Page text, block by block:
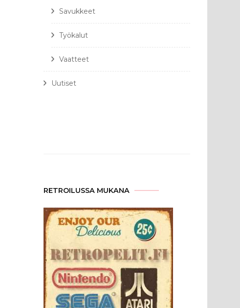
Savukkeet
Työkalut
Vaatteet
Uutiset
RETROILUSSA MUKANA